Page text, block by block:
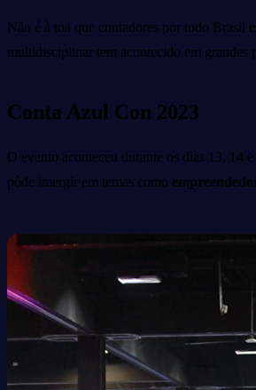
Não é à toa que contadores por todo Brasil
multidisciplinar tem acontecido em grandes
Conta Azul Con 2023
O evento aconteceu durante os dias 13, 14
pôde imergir em temas como